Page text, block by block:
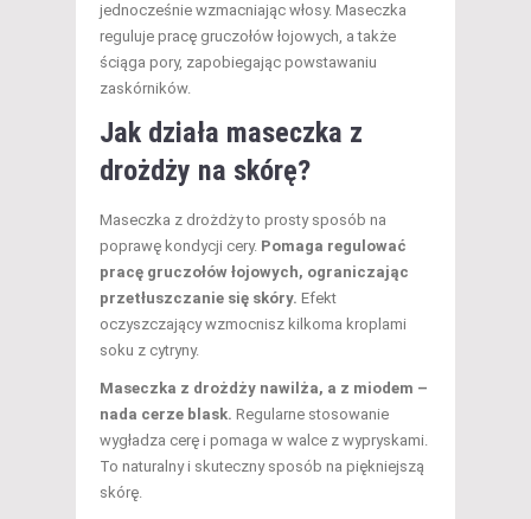
jednocześnie wzmacniając włosy. Maseczka
reguluje pracę gruczołów łojowych, a także
ściąga pory, zapobiegając powstawaniu
zaskórników.
Jak działa maseczka z
drożdży na skórę?
Maseczka z drożdży to prosty sposób na
poprawę kondycji cery. Pomaga regulować
pracę gruczołów łojowych, ograniczając
przetłuszczanie się skóry. Efekt
oczyszczający wzmocnisz kilkoma kroplami
soku z cytryny.
Maseczka z drożdży nawilża, a z miodem –
nada cerze blask. Regularne stosowanie
wygładza cerę i pomaga w walce z wypryskami.
To naturalny i skuteczny sposób na piękniejszą
skórę.